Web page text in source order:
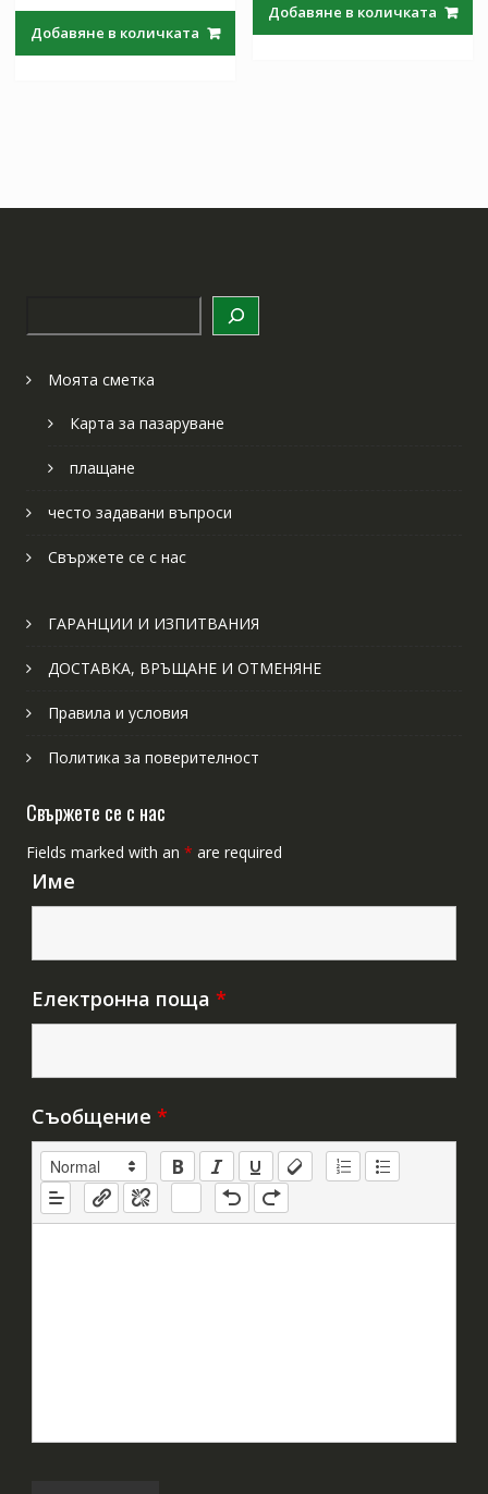
97.97 лв..57.64 лв..
Добавяне в количката
97.97 лв..57.64
Добавяне в количката
Моята сметка
Карта за пазаруване
плащане
често задавани въпроси
Свържете се с нас
ГАРАНЦИИ И ИЗПИТВАНИЯ
ДОСТАВКА, ВРЪЩАНЕ И ОТМЕНЯНЕ
Правила и условия
Политика за поверителност
Свържете се с нас
Fields marked with an * are required
Име
Електронна поща *
Съобщение *